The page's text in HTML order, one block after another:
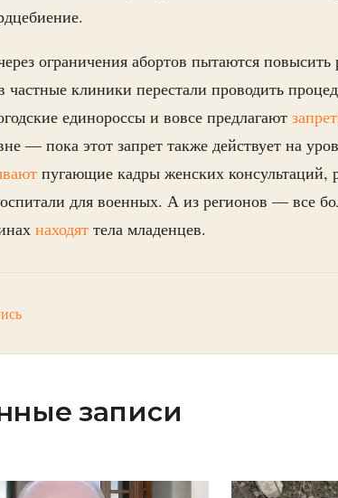
ограничения абортов пытаются
частные клиники перестали проводить
единороссы и вовсе предлагают
— пока этот запрет также действует на
пугающие кадры женских консультаций,
для военных. А из регионов — все
находят тела младенцев.
записи